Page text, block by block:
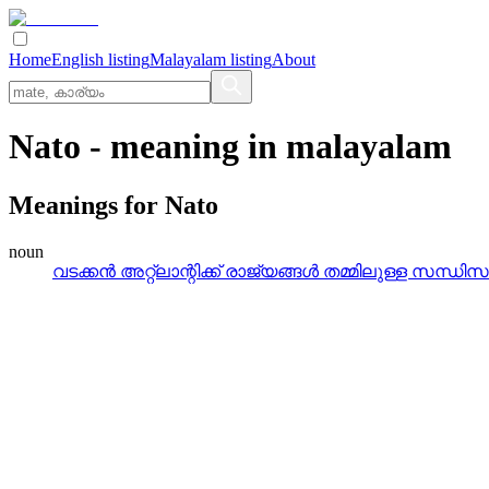
HomeEnglish listingMalayalam listingAbout
Nato - meaning in malayalam
Meanings for Nato
noun
വടക്കന്‍ അറ്റ്‌ലാന്റിക്ക്‌ രാജ്യങ്ങള്‍ തമ്മിലുള്ള